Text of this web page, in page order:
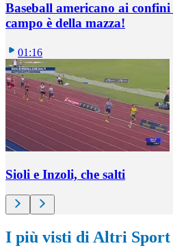
Baseball americano ai
campo è della mazza!
01:16
Sioli e Inzoli, che salti
I più visti di Altri Sport